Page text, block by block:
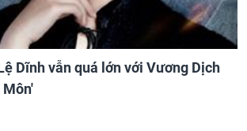
Dĩnh vẫn quá lớn với Vương Dịch